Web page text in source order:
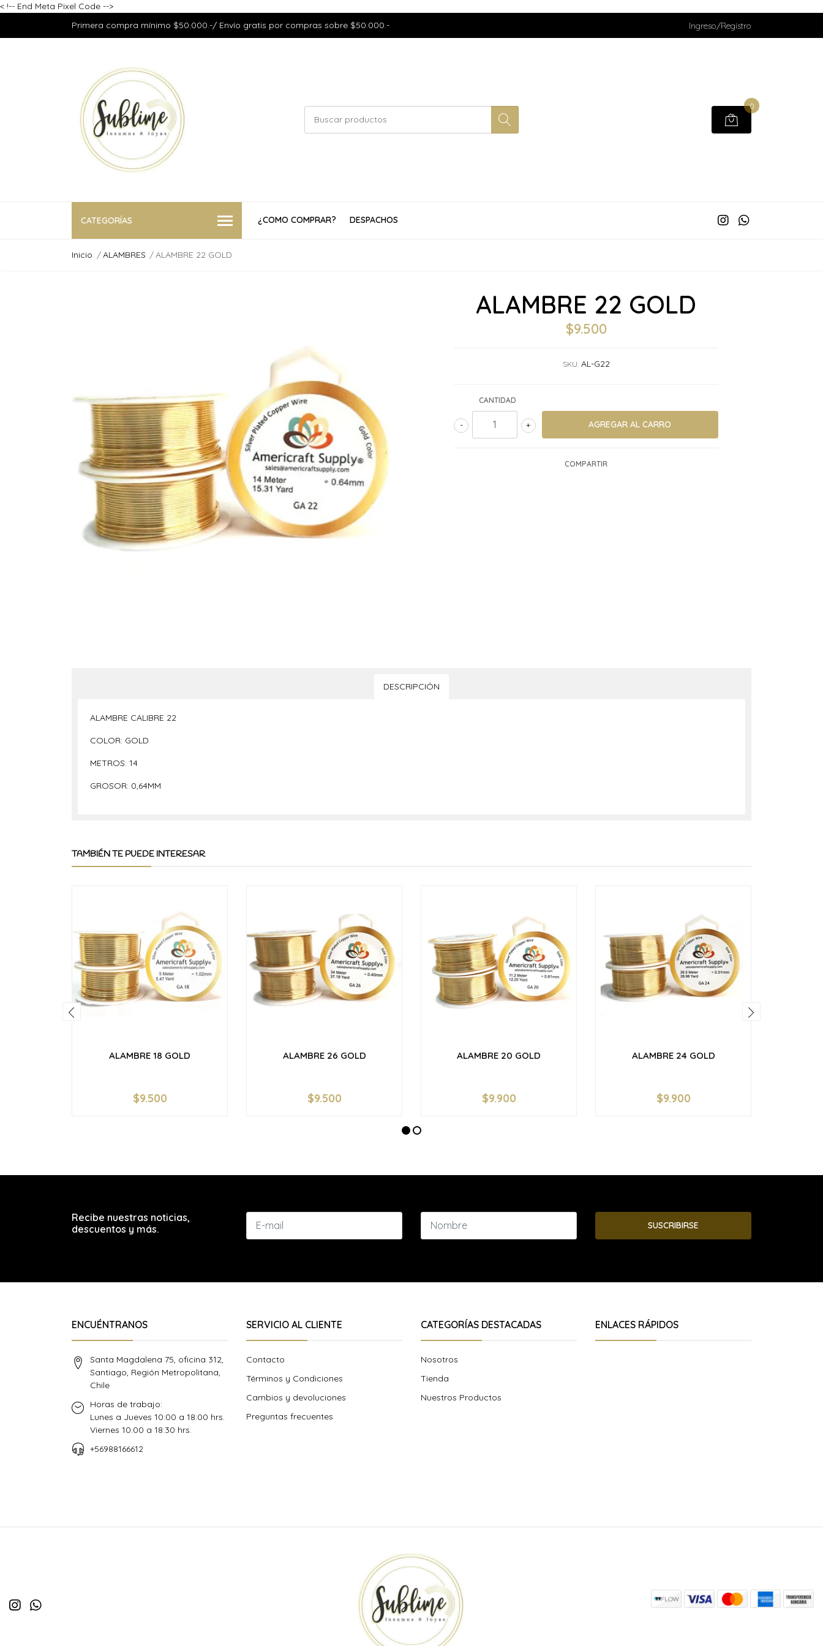
< !-- End Meta Pixel Code -->
Primera compra mínimo $50.000.-/ Envío gratis por compras sobre $50.000.-
Ingreso/Registro
0
CATEGORÍAS ¿COMO COMPRAR? DESPACHOS
Inicio ALAMBRES ALAMBRE 22 GOLD
ALAMBRE 22 GOLD
$9.500
SKU: AL-G22
CANTIDAD
+
-
COMPARTIR
DESCRIPCIÓN
ALAMBRE CALIBRE 22
COLOR: GOLD
METROS: 14
GROSOR: 0,64MM
TAMBIÉN TE PUEDE INTERESAR
ALAMBRE 18 GOLD
+
$9.500
ALAMBRE 26 GOLD
+
$9.500
ALAMBRE 20 GOLD
+
$9.900
ALAMBRE 24 GOLD
+
$9.900
Recibe nuestras noticias,
descuentos y más.
SUSCRIBIRSE
ENCUÉNTRANOS
Santa Magdalena 75, oficina 312,
Santiago, Región Metropolitana,
Chile
Horas de trabajo:
Lunes a Jueves 10:00 a 18:00 hrs.
Viernes 10:00 a 18:30 hrs.
+56988166612
SERVICIO AL CLIENTE
Contacto
Términos y Condiciones
Cambios y devoluciones
Preguntas frecuentes
CATEGORÍAS DESTACADAS
Nosotros
Tienda
Nuestros Productos
ENLACES RÁPIDOS